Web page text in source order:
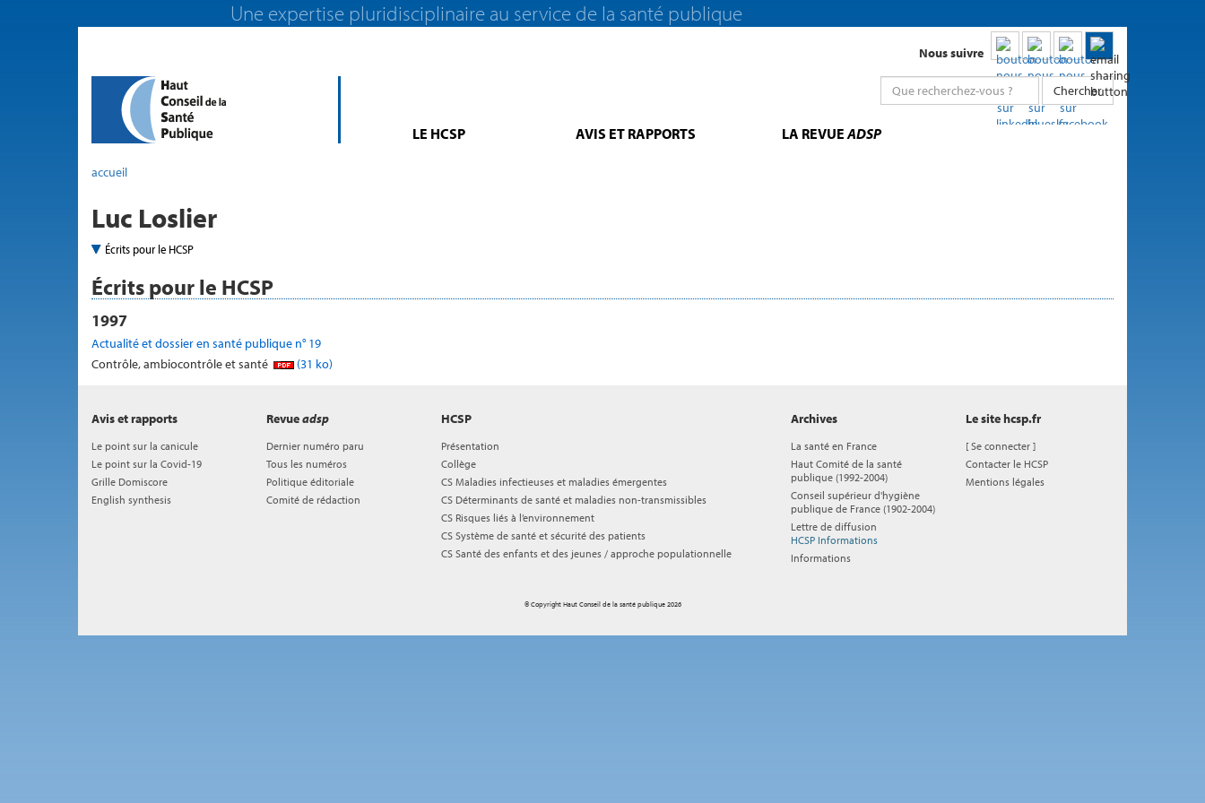
Une expertise pluridisciplinaire au service de la santé publique
Nous suivre
Chercher
LE HCSP AVIS ET RAPPORTS LA REVUEADSP
accueil
Luc Loslier
Écrits pour le HCSP
Écrits pour le HCSP
1997
Actualité et dossier en santé publique n° 19
Contrôle, ambiocontrôle et santé
(31 ko)
HCSP
Présentation
Collège
CS Maladies infectieuses et maladies émergentes
CS Déterminants de santé et maladies non-transmissibles
CS Risques liés à l’environnement
CS Système de santé et sécurité des patients
CS Santé des enfants et des jeunes / approche populationnelle
Avis et rapports
Le point sur la canicule
Le point sur la Covid-19
Grille Domiscore
English synthesis
Revueadsp
Dernier numéro paru
Tous les numéros
Politique éditoriale
Comité de rédaction
Archives
La santé en France
Haut Comité de la santé
publique (1992-2004)
Conseil supérieur d'hygiène
publique de France (1902-2004)
Lettre de diffusion
HCSP Informations
Informations
Le site hcsp.fr
[Se connecter ]
Contacter le HCSP
Mentions légales
© Copyright Haut Conseil de la santé publique 2026